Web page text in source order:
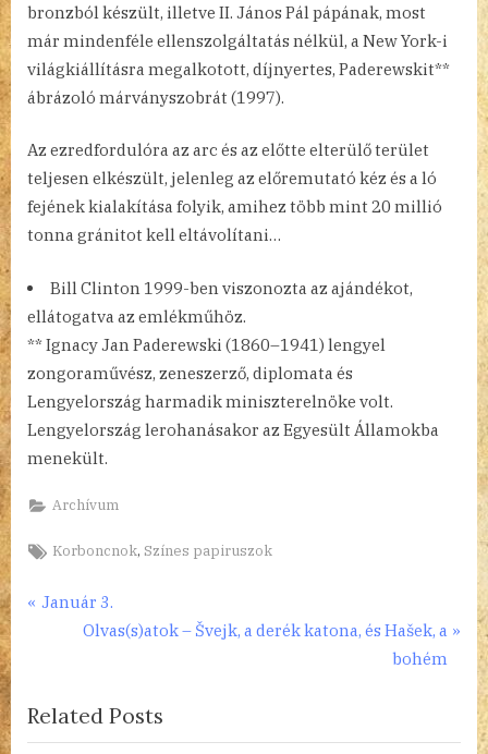
bronzból készült, illetve II. János Pál pápának, most
már mindenféle ellenszolgáltatás nélkül, a New York-i
világkiállításra megalkotott, díjnyertes, Paderewskit**
ábrázoló márványszobrát (1997).
Az ezredfordulóra az arc és az előtte elterülő terület
teljesen elkészült, jelenleg az előremutató kéz és a ló
fejének kialakítása folyik, amihez több mint 20 millió
tonna gránitot kell eltávolítani…
Bill Clinton 1999-ben viszonozta az ajándékot,
ellátogatva az emlékműhöz.
** Ignacy Jan Paderewski (1860–1941) lengyel
zongoraművész, zeneszerző, diplomata és
Lengyelország harmadik miniszterelnöke volt.
Lengyelország lerohanásakor az Egyesült Államokba
menekült.
Archívum
Tags:
Korboncnok, Színes papiruszok
Bejegyzés
P
i
o
Január 3.
N
t
P
Olvas(s)atok – Švejk, a derék katona, és Hašek, a
bohém
Related Posts